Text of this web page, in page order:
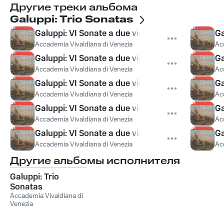
Другие треки альбома
Galuppi: Trio Sonatas
Galuppi: VI Sonate a due violini e basso, Sonata
Accademia Vivaldiana di Venezia
Galuppi: VI Sonate a due violini e basso, Sonata
Accademia Vivaldiana di Venezia
Galuppi: VI Sonate a due violini e basso, Sonata
Accademia Vivaldiana di Venezia
Galuppi: VI Sonate a due violini e basso, Sonata
Accademia Vivaldiana di Venezia
Galuppi: VI Sonate a due violini e basso, Sonata
Accademia Vivaldiana di Venezia
Другие альбомы исполнителя
Galuppi: Trio
Sonatas
Accademia Vivaldiana di
Venezia